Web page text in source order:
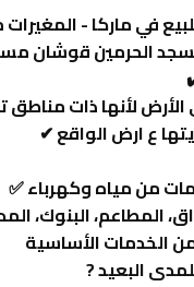
في ماركا -
الحرمين قوشان
لأنها ذات
ع ارض الواقع ✔
من مياه وكهرباء ✅
المطاعم، البنوك،
الخدمات الأساسية
البعيد ?